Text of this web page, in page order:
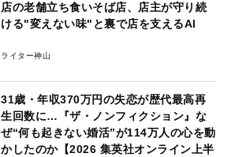
店の老舗立ち食いそば店、店主が守り続
ける"変えない味"と裏で店を支えるAI
ライター神山
31歳・年収370万円の失恋が歴代最高再
生回数に…『ザ・ノンフィクション』な
ぜ“何も起きない婚活”が114万人の心を動
かしたのか【2026 集英社オンライン上半